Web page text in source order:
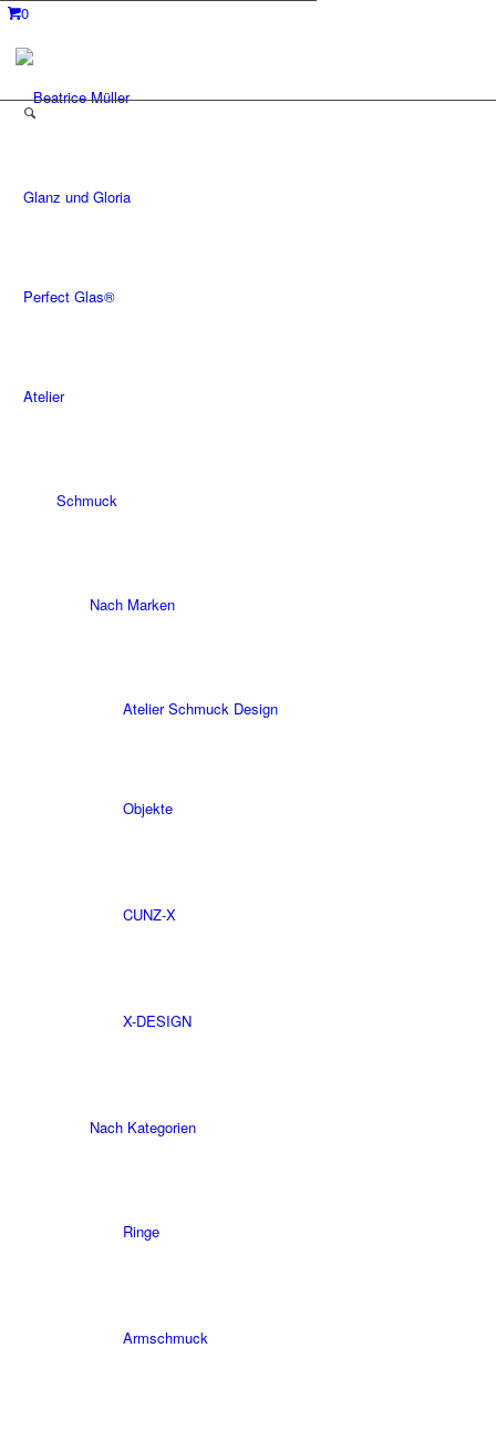
0
Glanz und Gloria
Perfect Glas®
Atelier
Schmuck
Nach Marken
Atelier Schmuck Design
Objekte
CUNZ-X
X-DESIGN
Nach Kategorien
Ringe
Armschmuck